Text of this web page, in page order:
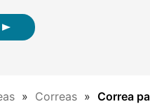
Correas Correa